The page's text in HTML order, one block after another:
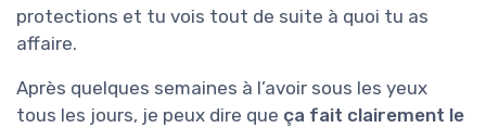
protections et tu vois tout de suite à quoi tu as
affaire.
Après quelques semaines à l’avoir sous les yeux
tous les jours, je peux dire que ça fait clairement le